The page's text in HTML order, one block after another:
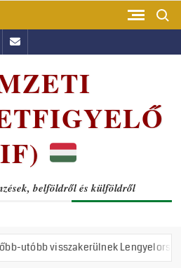
Email
belföldről és külföldről
Lengyelországhoz,